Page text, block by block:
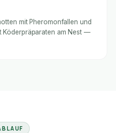
mit Pheromonfallen und
Köderpräparaten am Nest —